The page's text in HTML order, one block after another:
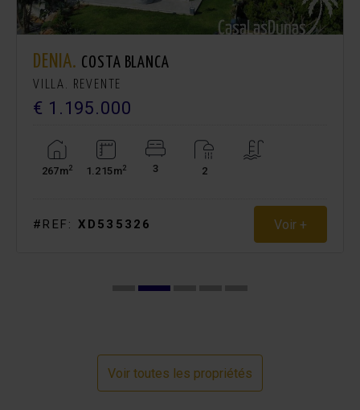
DENIA. COSTA BLANCA
VILLA. REVENTE
€ 1.195.000
267m2 1.215m2 3 2
#REF: XD535326 Voir +
Voir toutes les propriétés